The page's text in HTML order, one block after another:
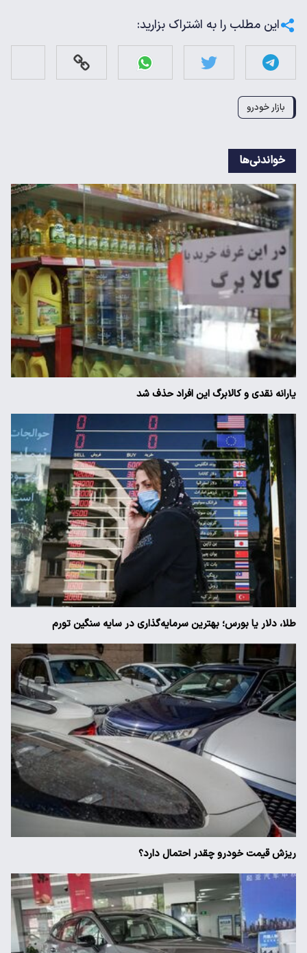
این مطلب را به اشتراک بزارید:
بازار خودرو
خواندنی‌ها
یارانه نقدی و کالابرگ این افراد حذف شد
طلا، دلار یا بورس؛ بهترین سرمایه‌گذاری در سایه سنگین تورم
ریزش قیمت خودرو چقدر احتمال دارد؟